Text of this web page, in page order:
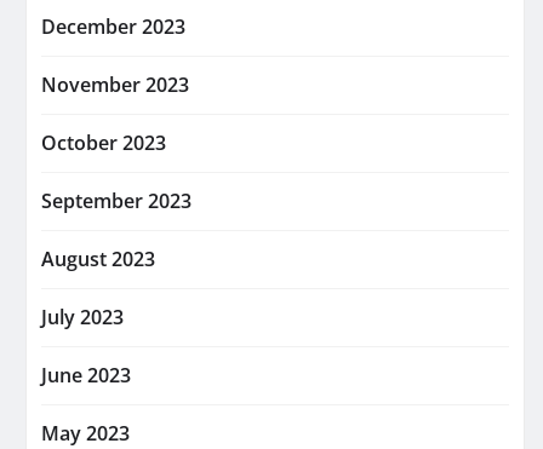
December 2023
November 2023
October 2023
September 2023
August 2023
July 2023
June 2023
May 2023